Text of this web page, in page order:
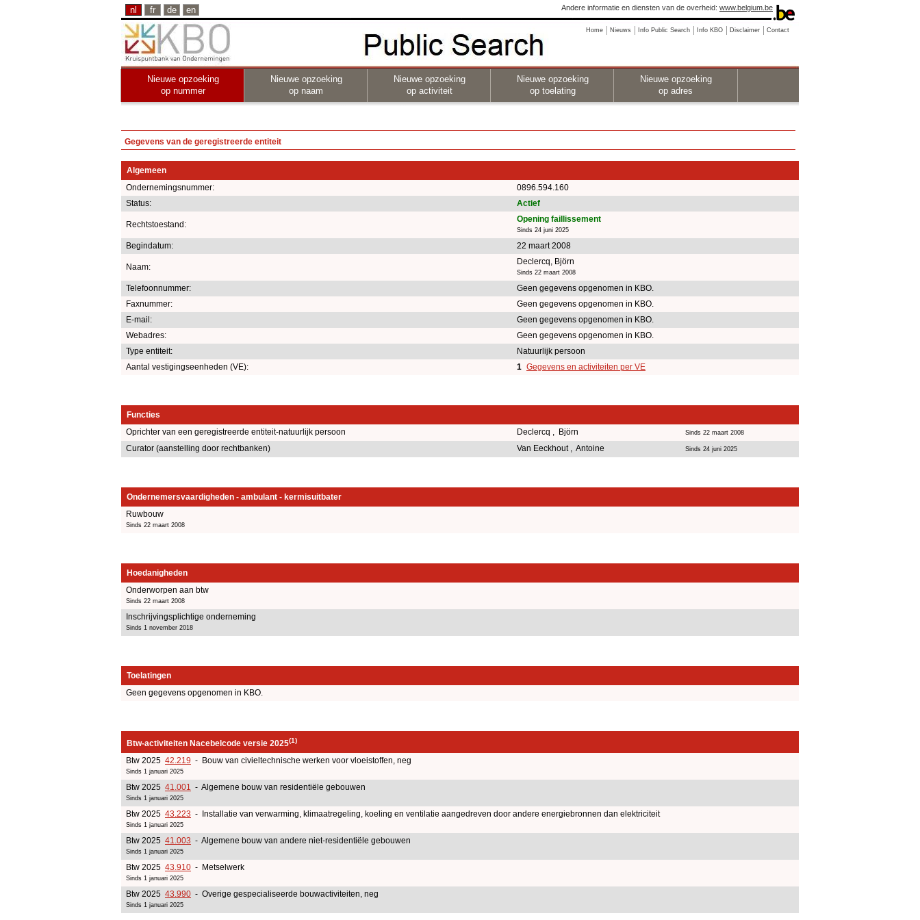
nl fr de en Andere informatie en diensten van de overheid: www.belgium.be
Home Nieuws Info Public Search Info KBO Disclaimer Contact
Nieuwe opzoeking
op nummer
Nieuwe opzoeking
op naam
Nieuwe opzoeking
op activiteit
Nieuwe opzoeking
op toelating
Nieuwe opzoeking
op adres
Gegevens van de geregistreerde entiteit
Algemeen
Ondernemingsnummer:
0896.594.160
Status:
Actief
Rechtstoestand:
Opening faillissement
Sinds 24 juni 2025
Begindatum: 22 maart 2008
Naam:
Declercq, Björn
Sinds 22 maart 2008
Telefoonnummer:
Geen gegevens opgenomen in KBO.
Faxnummer:
Geen gegevens opgenomen in KBO.
E-mail:
Geen gegevens opgenomen in KBO.
Webadres:
Geen gegevens opgenomen in KBO.
Type entiteit:
Natuurlijk persoon
Aantal vestigingseenheden (VE):
1 Gegevens en activiteiten per VE
Functies
Oprichter van een geregistreerde entiteit-natuurlijk persoon
Declercq , Björn Sinds 22 maart 2008
Curator (aanstelling door rechtbanken) Van Eeckhout , Antoine Sinds 24 juni 2025
Ondernemersvaardigheden - ambulant - kermisuitbater
Ruwbouw
Sinds 22 maart 2008
Hoedanigheden
Onderworpen aan btw
Sinds 22 maart 2008
Inschrijvingsplichtige onderneming
Sinds 1 november 2018
Toelatingen
Geen gegevens opgenomen in KBO.
Btw-activiteiten Nacebelcode versie 2025(1)
Btw 2025 42.219 - Bouw van civieltechnische werken voor vloeistoffen, neg
Sinds 1 januari 2025
Btw 2025 41.001 - Algemene bouw van residentiële gebouwen
Sinds 1 januari 2025
Btw 2025 43.223 - Installatie van verwarming, klimaatregeling, koeling en ventilatie aangedreven door andere energiebronnen dan elektriciteit
Sinds 1 januari 2025
Btw 2025 41.003 - Algemene bouw van andere niet-residentiële gebouwen
Sinds 1 januari 2025
Btw 2025 43.910 - Metselwerk
Sinds 1 januari 2025
Btw 2025 43.990 - Overige gespecialiseerde bouwactiviteiten, neg
Sinds 1 januari 2025